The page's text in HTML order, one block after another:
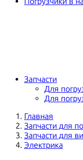
Запчасти
Для
Для
Главная
Запчасти для
Запчасти для
Электрика